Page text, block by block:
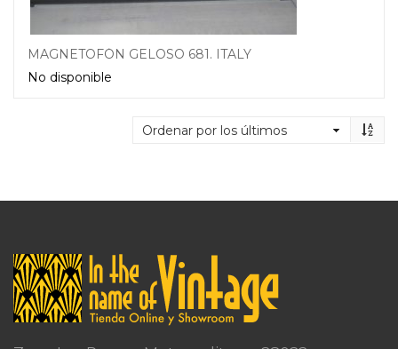
MAGNETOFÓN GELOSO 681. ITALY
No disponible